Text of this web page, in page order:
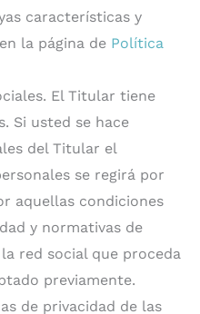
características y
la página de Política
El Titular tiene
Si usted se hace
del Titular el
se regirá por
aquellas condiciones
y normativas de
red social que proceda
previamente.
de privacidad de las